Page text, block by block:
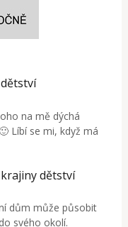
na mě dýchá
Líbí se mi, když má
dětství
dům může působit
svého okolí.